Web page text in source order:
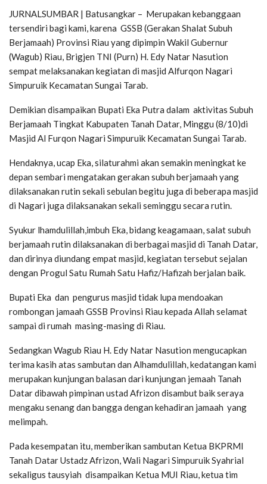
JURNALSUMBAR | Batusangkar – Merupakan kebanggaan
tersendiri bagi kami, karena GSSB (Gerakan Shalat Subuh
Berjamaah) Provinsi Riau yang dipimpin Wakil Gubernur
(Wagub) Riau, Brigjen TNI (Purn) H. Edy Natar Nasution
sempat melaksanakan kegiatan di masjid Alfurqon Nagari
Simpuruik Kecamatan Sungai Tarab.
Demikian disampaikan Bupati Eka Putra dalam aktivitas Subuh
Berjamaah Tingkat Kabupaten Tanah Datar, Minggu (8/10)di
Masjid Al Furqon Nagari Simpuruik Kecamatan Sungai Tarab.
Hendaknya, ucap Eka, silaturahmi akan semakin meningkat ke
depan sembari mengatakan gerakan subuh berjamaah yang
dilaksanakan rutin sekali sebulan begitu juga di beberapa masjid
di Nagari juga dilaksanakan sekali seminggu secara rutin.
Syukur lhamdulillah,imbuh Eka, bidang keagamaan, salat subuh
berjamaah rutin dilaksanakan di berbagai masjid di Tanah Datar,
dan dirinya diundang empat masjid, kegiatan tersebut sejalan
dengan Progul Satu Rumah Satu Hafiz/Hafizah berjalan baik.
Bupati Eka dan pengurus masjid tidak lupa mendoakan
rombongan jamaah GSSB Provinsi Riau kepada Allah selamat
sampai di rumah masing-masing di Riau.
Sedangkan Wagub Riau H. Edy Natar Nasution mengucapkan
terima kasih atas sambutan dan Alhamdulillah, kedatangan kami
merupakan kunjungan balasan dari kunjungan jemaah Tanah
Datar dibawah pimpinan ustad Afrizon disambut baik seraya
mengaku senang dan bangga dengan kehadiran jamaah yang
melimpah.
Pada kesempatan itu, memberikan sambutan Ketua BKPRMI
Tanah Datar Ustadz Afrizon, Wali Nagari Simpuruik Syahrial
sekaligus tausyiah disampaikan Ketua MUI Riau, ketua tim